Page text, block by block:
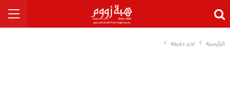
الرئيسية تدبر دقيقة